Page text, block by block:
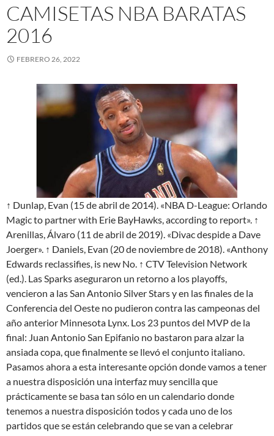
CAMISETAS NBA BARATAS
2016
FEBRERO 26, 2022
↑ Dunlap, Evan (15 de abril de 2014). «NBA D-League: Orlando
Magic to partner with Erie BayHawks, according to report». ↑
Arenillas, Álvaro (11 de abril de 2019). «Divac despide a Dave
Joerger». ↑ Daniels, Evan (20 de noviembre de 2018). «Anthony
Edwards reclassifies, is new No. ↑ CTV Television Network
(ed.). Las Sparks aseguraron un retorno a los playoffs,
vencieron a las San Antonio Silver Stars y en las finales de la
Conferencia del Oeste no pudieron contra las campeonas del
año anterior Minnesota Lynx. Los 23 puntos del MVP de la
final: Juan Antonio San Epifanio no bastaron para alzar la
ansiada copa, que finalmente se llevó el conjunto italiano.
Pasamos ahora a esta interesante opción donde vamos a tener
a nuestra disposición una interfaz muy sencilla que
prácticamente se basa tan sólo en un calendario donde
tenemos a nuestra disposición todos y cada uno de los
partidos que se están celebrando que se van a celebrar